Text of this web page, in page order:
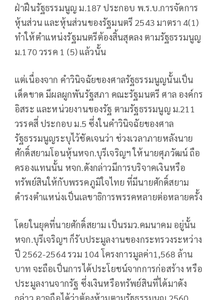
ฝ่าฝืนรัฐธรรมนูญ ม.187 ประกอบ พ.ร.บ.การจัดการ
หุ้นส่วน และหุ้นส่วนของรัฐมนตรี 2543 มาตรา 4(1)
ทำให้ตำแหน่งรัฐมนตรีต้องสิ้นสุดลง ตามรัฐธรรมนูญ
ม.170 วรรค 1 (5) แล้วนั้น
แต่เนื่องจาก คำวินิจฉัยของศาลรัฐธรรมนูญนั้นเป็น
เด็ดขาด มีผลผูกพันรัฐสภา คณะรัฐมนตรี ศาล องค์กร
อิสระ และหน่วยงานของรัฐ ตามรัฐธรรมนูญ ม.211
วรรคสี่ ประกอบ ม.5 ซึ่งในคำวินิจฉัยของศาล
รัฐธรรมนูญระบุไว้ชัดเจนว่า ช่วงเวลาภายหลังนาย
ศักดิ์สยามโอนหุ้นหจก.บุรีเจริญฯ ให้นายศุภวัฒน์ ถือ
ครองแทนนั้น หจก.ดังกล่าวมีการบริจาคเงินหรือ
ทรัพย์สินให้กับพรรคภูมิใจไทย ที่มีนายศักดิ์สยาม
ดำรงตำแหน่งเป็นเลขาธิการพรรคหลายต่อหลายครั้ง
โดยในยุคที่นายศักดิ์สยาม เป็นรมว.คมนาคม อยู่นั้น
หจก.บุรีเจริญฯ ก็รับประมูลงานของกระทรวงระหว่าง
ปี 2562-2564 รวม 104 โครงการมูลค่า1,568 ล้าน
บาท จะถือเป็นการได้ประโยชน์จากการก่อสร้าง หรือ
ประมูลงานจากรัฐ ซึ่งเงินหรือทรัพย์สินที่ได้มาดัง
กล่าว อาจถือได้ว่าต้องห้ามตามรัฐธรรมนูญ 2560